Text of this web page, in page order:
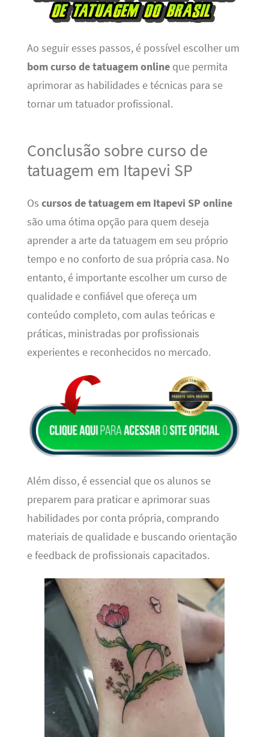
Ao seguir esses passos, é possível escolher um
bom curso de tatuagem onlineque permita
aprimorar as habilidades e técnicas para se
tornar um tatuador profissional.
Conclusão sobre curso de
tatuagem em Itapevi SP
Os cursos de tatuagem em Itapevi SP online
são uma ótima opção para quem deseja
aprender a arte da tatuagem em seu próprio
tempo e no conforto de sua própria casa. No
entanto, é importante escolher um curso de
qualidade e confiável que ofereça um
conteúdo completo, com aulas teóricas e
práticas, ministradas por profissionais
experientes e reconhecidos no mercado.
Além disso, é essencial que os alunos se
preparem para praticar e aprimorar suas
habilidades por conta própria, comprando
materiais de qualidade e buscando orientação
e feedback de profissionais capacitados.